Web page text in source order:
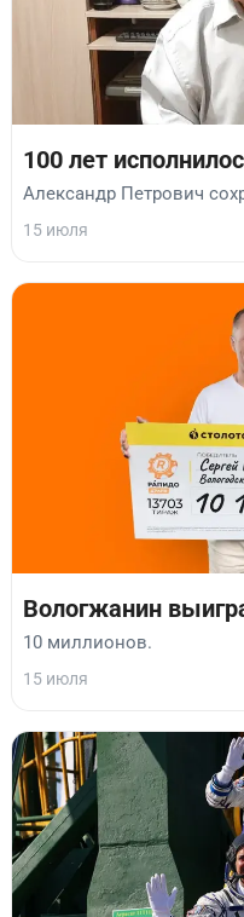
100 лет
Александр Петрович
15 июля
Вологжанин
10 миллионов.
15 июля